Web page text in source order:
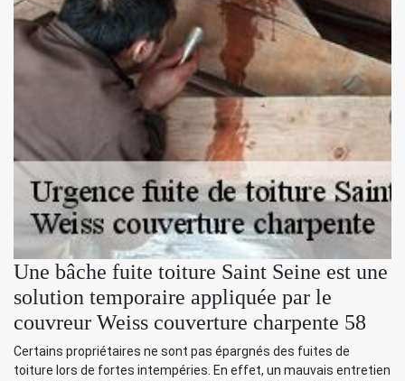
Une bâche fuite toiture Saint Seine est une
solution temporaire appliquée par le
couvreur Weiss couverture charpente 58
Certains propriétaires ne sont pas épargnés des fuites de
toiture lors de fortes intempéries. En effet, un mauvais entretien